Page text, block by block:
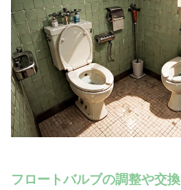
フロートバルブの調整や交換